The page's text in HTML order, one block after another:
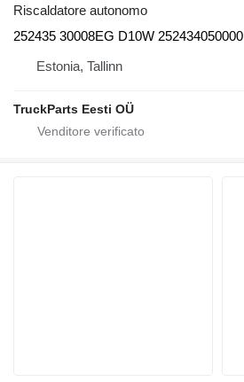
Riscaldatore autonomo
252435 30008EG D10W 252434050000
Estonia, Tallinn
TruckParts Eesti OÜ